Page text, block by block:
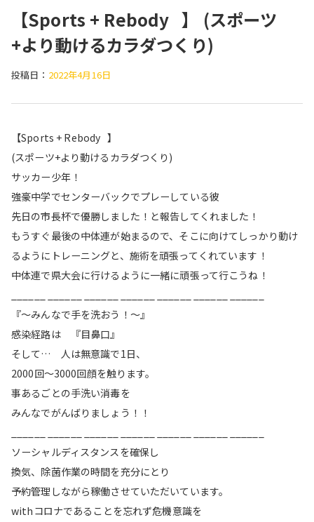
【Sports + Rebody⠀】 (スポーツ
+より動けるカラダつくり)
投稿日： 2022年4月16日
【Sports + Rebody⠀】
(スポーツ+より動けるカラダつくり)
サッカー少年！
強豪中学でセンターバックでプレーしている彼
先日の市長杯で優勝しました！と報告してくれました！
もうすぐ最後の中体連が始まるので、そこに向けてしっかり動け
るようにトレーニングと、施術を頑張ってくれています！
中体連で県大会に行けるように一緒に頑張って行こうね！
『〜みんなで手を洗おう！〜』
感染経路は 『目鼻口』
そして… 人は無意識で1日、
2000回〜3000回顔を触ります。
事あるごとの手洗い消毒を
みんなでがんばりましょう！！
ソーシャルディスタンスを確保し
換気、除菌作業の時間を充分にとり
予約管理しながら稼働させていただいています。
withコロナであることを忘れず危機意識を